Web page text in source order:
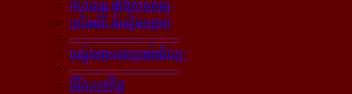
ភាពយន្ដ ផ្ទាំងសំពត់ស
ប្រពៃណី ទំនៀមទម្លាប់
----------------------------
បណ្ដុំអត្ថបទវប្បធម៌សិល្បៈ
----------------------------
ជីវិតប្រចាំថ្ងៃ